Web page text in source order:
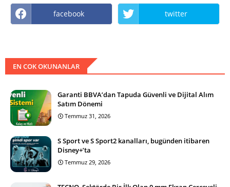
facebook twitter
EN COK OKUNANLAR
Garanti BBVA’dan Tapuda Güvenli ve Dijital Alım
Satım Dönemi
Temmuz 31, 2026
S Sport ve S Sport2 kanalları, bugünden itibaren
Disney+’ta
Temmuz 29, 2026